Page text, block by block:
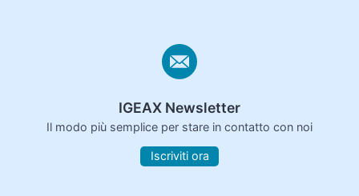
IGEAX Newsletter
Il modo più semplice per stare in contatto con noi
Iscriviti ora